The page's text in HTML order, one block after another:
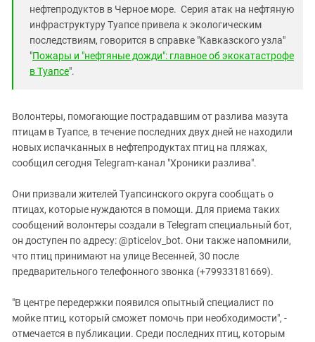
нефтепродуктов в Черное море. Серия атак на нефтяную
инфраструктуру Туапсе привела к экологическим
последствиям, говорится в справке "Кавказского узла"
"Пожары и "нефтяные дожди": главное об экокатастрофе
в Туапсе".
Волонтеры, помогающие пострадавшим от разлива мазута
птицам в Туапсе, в течение последних двух дней не находили
новых испачканных в нефтепродуктах птиц на пляжах,
сообщил сегодня Telegram-канал "Хроники разлива".
Они призвали жителей Туапсинского округа сообщать о
птицах, которые нуждаются в помощи. Для приема таких
сообщений волонтеры создали в Telegram специальный бот,
он доступен по адресу: @pticelov_bot. Они также напомнили,
что птиц принимают на улице Весенней, 30 после
предварительного телефонного звонка (+79933181669).
"В центре передержки появился опытный специалист по
мойке птиц, который сможет помочь при необходимости", -
отмечается в публикации. Среди последних птиц, которым